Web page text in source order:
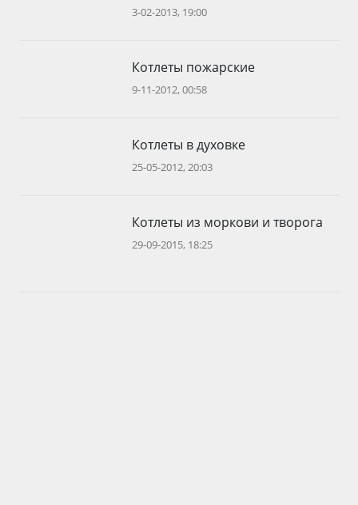
3-02-2013, 19:00
Котлеты пожарские
9-11-2012, 00:58
Котлеты в духовке
25-05-2012, 20:03
Котлеты из моркови и творога
29-09-2015, 18:25